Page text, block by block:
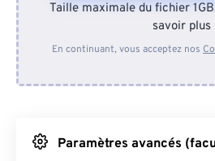
Depuis
Depuis Google
Taille maximale du fichier
savoir plus
En continuant, vous acceptez nos
Paramètres avancés